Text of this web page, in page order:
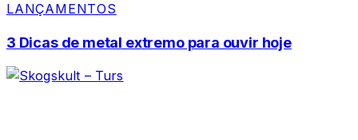
LANÇAMENTOS
3 Dicas de metal extremo para ouvir hoje